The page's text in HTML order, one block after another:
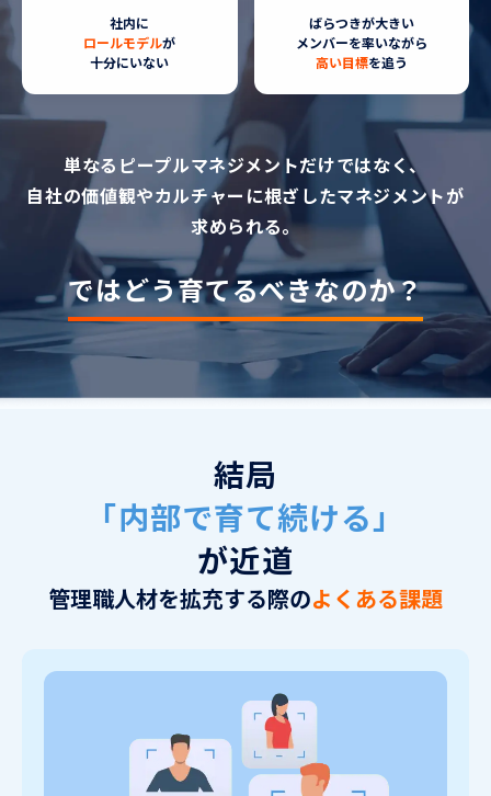
社内に
ロールモデルが
十分にいない
ばらつきが大きい
メンバーを率いながら
高い目標を追う
単なるピープルマネジメントだけではなく、
自社の価値観やカルチャーに根ざしたマネジメントが
求められる。
ではどう育てるべきなのか？
結局
「内部で育て続ける」
が近道
管理職人材を拡充する際のよくある課題